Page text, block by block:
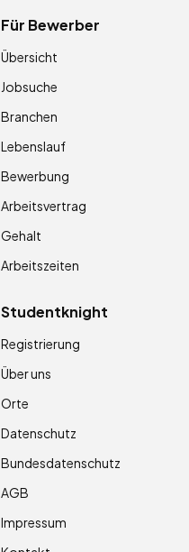
Für Bewerber
Übersicht
Jobsuche
Branchen
Lebenslauf
Bewerbung
Arbeitsvertrag
Gehalt
Arbeitszeiten
Studentknight
Registrierung
Über uns
Orte
Datenschutz
Bundesdatenschutz
AGB
Impressum